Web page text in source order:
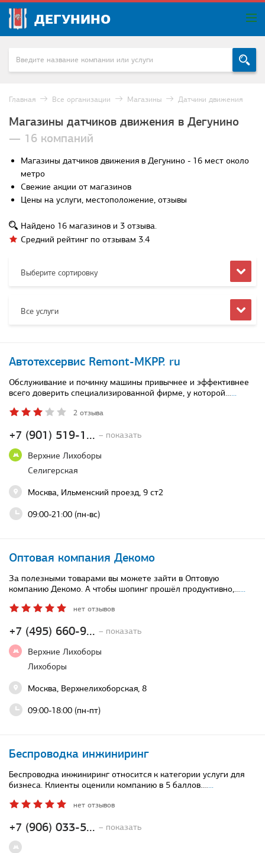
ДЕГУНИНО
Главная Все организации Магазины Датчики движения
Магазины датчиков движения в Дегунино
— 16 компаний
Магазины датчиков движения в Дегунино - 16 мест около
метро
Свежие акции от магазинов
Цены на услуги, местоположение, отзывы
Найдено 16 магазинов и 3 отзыва.
Средний рейтинг по отзывам 3.4
Выберите сортировку
Все услуги
Автотехсервис Remont-MKPP. ru
+7 (901) 519-1... – показать
Верхние Лихоборы
Селигерская
Москва, Ильменский проезд, 9 ст2
09:00-21:00 (пн-вс)
Обслуживание и починку машины привычнее и эффективнее
всего доверить специализированной фирме, у которой…...
2 отзыва
Оптовая компания Декомо
+7 (495) 660-9... – показать
Верхние Лихоборы
Лихоборы
Москва, Верхнелихоборская, 8
09:00-18:00 (пн-пт)
За полезными товарами вы можете зайти в Оптовую
компанию Декомо. А чтобы шопинг прошёл продуктивно,…...
нет отзывов
Беспроводка инжиниринг
+7 (906) 033-5... – показать
Беспроводка инжиниринг относится к категории услуги для
бизнеса. Клиенты оценили компанию в 5 баллов.…...
нет отзывов